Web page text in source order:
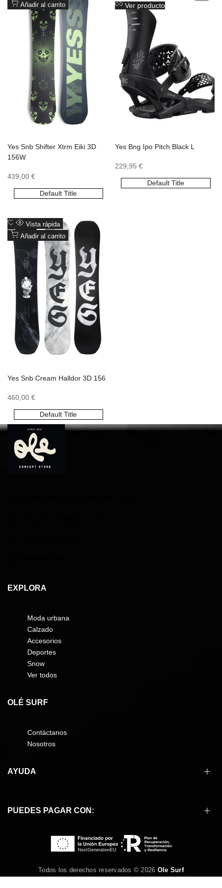
a
favoritos
Añadir al carrito
Yes Snb Shifter Xtrm Eiki 3D
156W
Precio
oferta
439,00 €
Default Title
a
favoritos
Ver producto
Yes Bng Ipo Pitch Black L
Precio
oferta
229,95 €
Default Title
Añadir
a
favoritos
Vista rápida
Añadir al carrito
Yes Snb Cream Halldor 3D 156
Precio
oferta
460,00 €
Default Title
EXPLORA
Moda urbana
Calzado
Accesorios
Deportes
Snow
Ver todos
OLÉ SURF
Contáctanos
Nosotros
AYUDA
Cómo comprar
Devoluciones
Preguntas frecuentes
Aviso legal
PUEDES PAGAR CON:
Todos los derechos reservados © 2026 Ole Surf